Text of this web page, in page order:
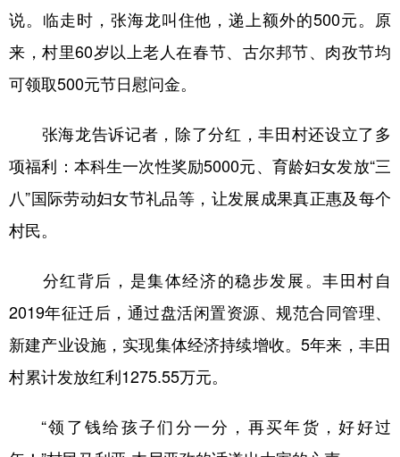
说。临走时，张海龙叫住他，递上额外的500元。原
来，村里60岁以上老人在春节、古尔邦节、肉孜节均
可领取500元节日慰问金。
张海龙告诉记者，除了分红，丰田村还设立了多
项福利：本科生一次性奖励5000元、育龄妇女发放“三
八”国际劳动妇女节礼品等，让发展成果真正惠及每个
村民。
分红背后，是集体经济的稳步发展。丰田村自
2019年征迁后，通过盘活闲置资源、规范合同管理、
新建产业设施，实现集体经济持续增收。5年来，丰田
村累计发放红利1275.55万元。
“领了钱给孩子们分一分，再买年货，好好过